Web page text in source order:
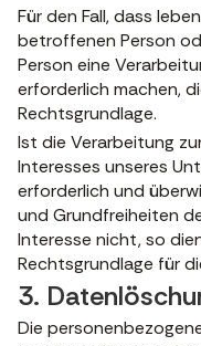
Für den Fall, dass
betroffenen Person
Person eine
erforderlich machen,
Rechtsgrundlage.
Ist die Verarbeitung
Interesses unseres
erforderlich und
und Grundfreiheiten
Interesse nicht, so
Rechtsgrundlage für
3.
Die